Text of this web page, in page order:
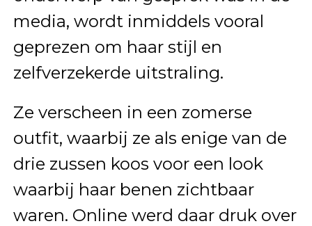
media, wordt inmiddels vooral
geprezen om haar stijl en
zelfverzekerde uitstraling.
Ze verscheen in een zomerse
outfit, waarbij ze als enige van de
drie zussen koos voor een look
waarbij haar benen zichtbaar
waren. Online werd daar druk over